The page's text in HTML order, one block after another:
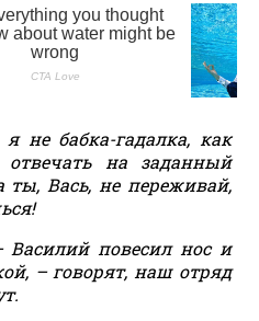
не бабка-гадалка, как
отвечать на заданный
Вась, не переживай,
повесил нос и
– говорят, наш отряд